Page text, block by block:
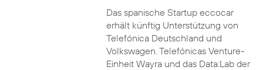
Das spanische Startup eccocar
erhält künftig Unterstützung von
Telefónica Deutschland und
Volkswagen. Telefónicas Venture-
Einheit Wayra und das Data:Lab der